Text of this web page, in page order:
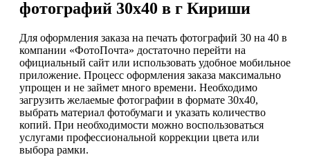
фотографий 30х40 в г Кириши
Для оформления заказа на печать фотографий 30 на 40 в
компании «ФотоПочта» достаточно перейти на
официальный сайт или использовать удобное мобильное
приложение. Процесс оформления заказа максимально
упрощен и не займет много времени. Необходимо
загрузить желаемые фотографии в формате 30х40,
выбрать материал фотобумаги и указать количество
копий. При необходимости можно воспользоваться
услугами профессиональной коррекции цвета или
выбора рамки.